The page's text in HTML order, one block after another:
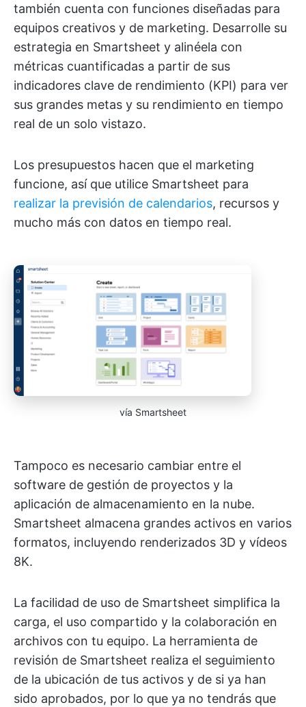
también cuenta con funciones diseñadas para
equipos creativos y de marketing. Desarrolle su
estrategia en Smartsheet y alinéela con
métricas cuantificadas a partir de sus
indicadores clave de rendimiento (KPI) para ver
sus grandes metas y su rendimiento en tiempo
real de un solo vistazo.
Los presupuestos hacen que el marketing
funcione, así que utilice Smartsheet para
realizar la previsión de calendarios, recursos y
mucho más con datos en tiempo real.
vía Smartsheet
Tampoco es necesario cambiar entre el
software de gestión de proyectos y la
aplicación de almacenamiento en la nube.
Smartsheet almacena grandes activos en varios
formatos, incluyendo renderizados 3D y vídeos
8K.
La facilidad de uso de Smartsheet simplifica la
carga, el uso compartido y la colaboración en
archivos con tu equipo. La herramienta de
revisión de Smartsheet realiza el seguimiento
de la ubicación de tus activos y de si ya han
sido aprobados, por lo que ya no tendrás que